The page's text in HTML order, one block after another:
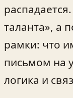
таланта», а
рамки: что
письмом на
логика и